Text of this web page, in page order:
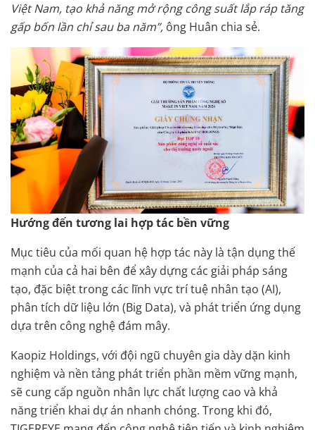
Việt Nam, tạo khả năng mở rộng công suất lắp ráp tăng
gấp bốn lần chỉ sau ba năm”, ông Huân chia sẻ.
Hướng đến tương lai hợp tác bền vững
Mục tiêu của mối quan hệ hợp tác này là tận dụng thế
mạnh của cả hai bên để xây dựng các giải pháp sáng
tạo, đặc biệt trong các lĩnh vực trí tuệ nhân tạo (AI),
phân tích dữ liệu lớn (Big Data), và phát triển ứng dụng
dựa trên công nghệ đám mây.
Kaopiz Holdings, với đội ngũ chuyên gia dày dặn kinh
nghiệm và nền tảng phát triển phần mềm vững mạnh,
sẽ cung cấp nguồn nhân lực chất lượng cao và khả
năng triển khai dự án nhanh chóng. Trong khi đó,